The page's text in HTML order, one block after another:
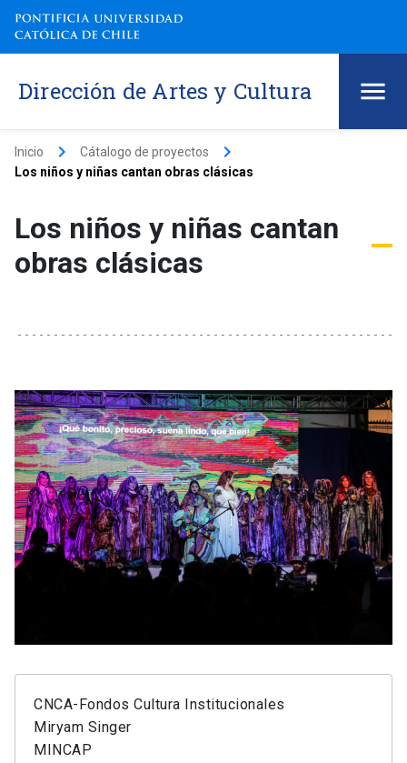
Dirección de Artes y Cultura
Inicio keyboard_arrow_right Cátalogo de proyectos keyboard_arrow_right
Los niños y niñas cantan obras clásicas
Los niños y niñas cantan
obras clásicas
CNCA-Fondos Cultura Institucionales
Miryam Singer
MINCAP